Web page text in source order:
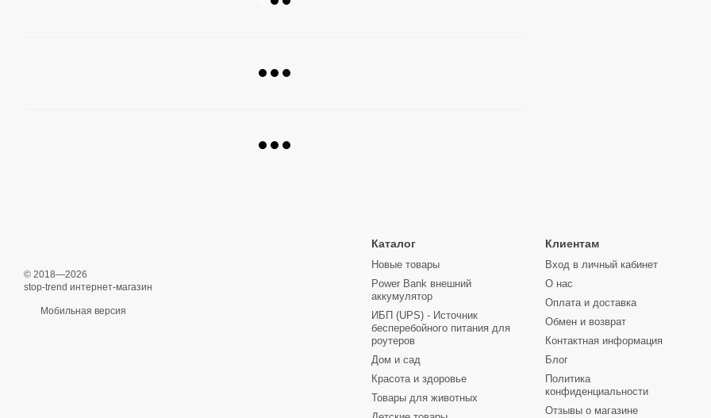
© 2018—2026
stop-trend интернет-магазин
Мобильная версия
Каталог
Новые товары
Power Bank внешний
аккумулятор
ИБП (UPS) - Источник
бесперебойного питания для
роутеров
Дом и сад
Красота и здоровье
Товары для животных
Клиентам
Вход в личный кабинет
О нас
Оплата и доставка
Обмен и возврат
Контактная информация
Блог
Политика
конфиденциальности
Отзывы о магазине